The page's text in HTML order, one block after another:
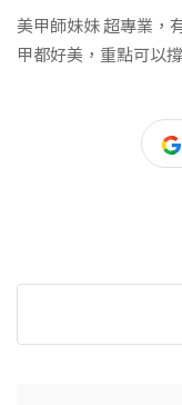
美甲師妹妹 超專業，
甲都好美，重點可以